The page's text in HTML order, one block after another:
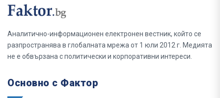
Аналитично-информационен електронен вестник, който се
разпространява в глобалната мрежа от 1 юли 2012 г. Медията
не е обвързана с политически и корпоративни интереси.
Основно с Фактор